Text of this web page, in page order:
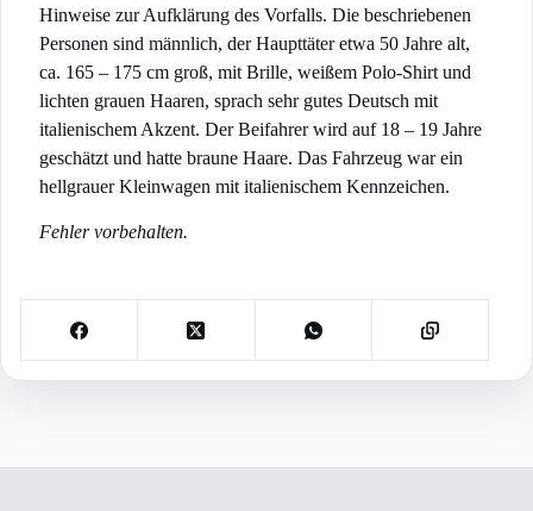
Hinweise zur Aufklärung des Vorfalls. Die beschriebenen
Personen sind männlich, der Haupttäter etwa 50 Jahre alt,
ca. 165 – 175 cm groß, mit Brille, weißem Polo-Shirt und
lichten grauen Haaren, sprach sehr gutes Deutsch mit
italienischem Akzent. Der Beifahrer wird auf 18 – 19 Jahre
geschätzt und hatte braune Haare. Das Fahrzeug war ein
hellgrauer Kleinwagen mit italienischem Kennzeichen.
Fehler vorbehalten.